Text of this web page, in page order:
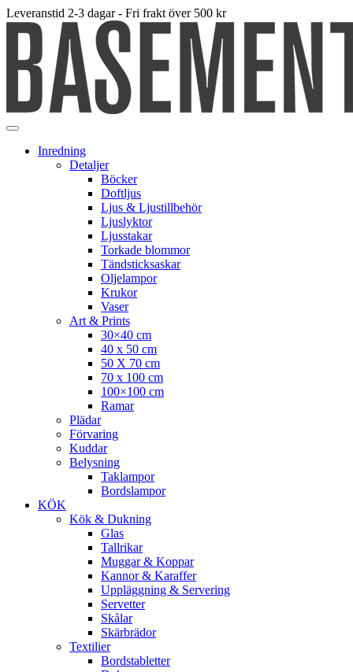
Leveranstid 2-3 dagar - Fri frakt över 500 kr
Inredning
Detaljer
Böcker
Doftljus
Ljus & Ljustillbehör
Ljuslyktor
Ljusstakar
Torkade blommor
Tändsticksaskar
Oljelampor
Krukor
Vaser
Art & Prints
30×40 cm
40 x 50 cm
50 X 70 cm
70 x 100 cm
100×100 cm
Ramar
Plädar
Förvaring
Kuddar
Belysning
Taklampor
Bordslampor
KÖK
Kök & Dukning
Glas
Tallrikar
Muggar & Koppar
Kannor & Karaffer
Uppläggning & Servering
Servetter
Skålar
Skärbrädor
Textilier
Bordstabletter